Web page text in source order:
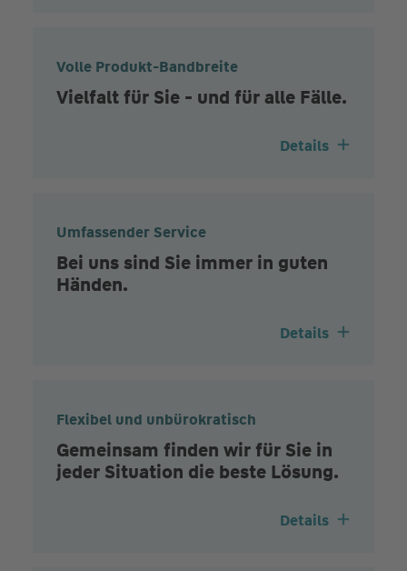
Volle Produkt-Bandbreite
Vielfalt für Sie - und für alle Fälle.
Details
Umfassender Service
Bei uns sind Sie immer in guten
Händen.
Details
Flexibel und unbürokratisch
Gemeinsam finden wir für Sie in
jeder Situation die beste Lösung.
Details